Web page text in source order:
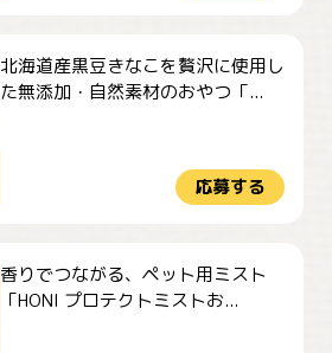
北海道産黒豆きなこを贅沢に使用し
た無添加・自然素材のおやつ「...
応募する
香りでつながる、ペット用ミスト
「HONI プロテクトミストお...